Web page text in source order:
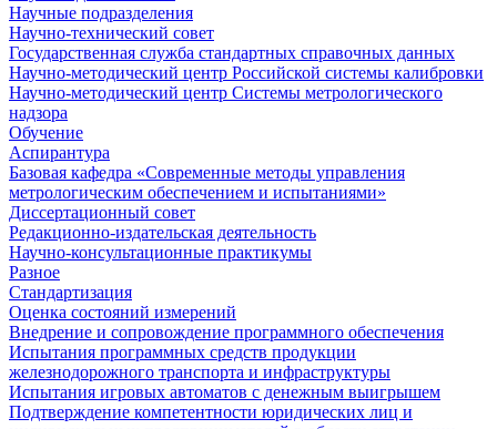
Научные подразделения
Научно-технический совет
Государственная служба стандартных справочных данных
Научно-методический центр Российской системы калибровки
Научно-методический центр Системы метрологического
надзора
Обучение
Аспирантура
Базовая кафедра «Современные методы управления
метрологическим обеспечением и испытаниями»
Диссертационный совет
Редакционно-издательская деятельность
Научно-консультационные практикумы
Разное
Стандартизация
Оценка состояний измерений
Внедрение и сопровождение программного обеспечения
Испытания программных средств продукции
железнодорожного транспорта и инфраструктуры
Испытания игровых автоматов с денежным выигрышем
Подтверждение компетентности юридических лиц и